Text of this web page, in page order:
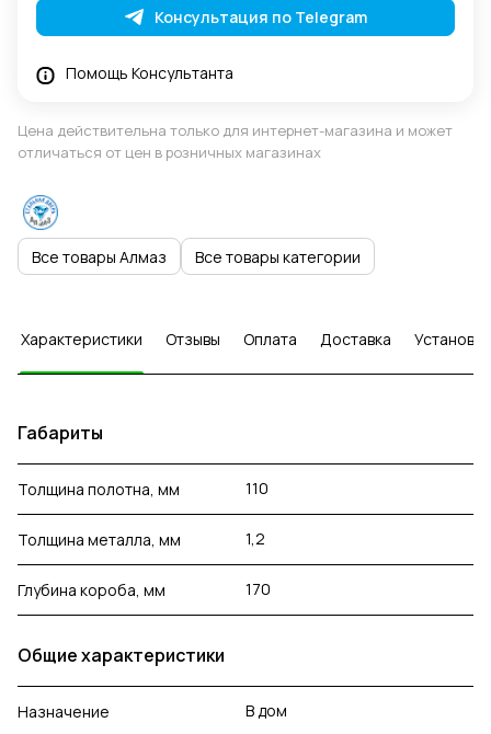
Консультация по Telegram
Помощь Консультанта
Цена действительна только для интернет-магазина и может
отличаться от цен в розничных магазинах
Все товары Алмаз Все товары категории
Характеристики Отзывы Оплата Доставка Установка
Габариты
Толщина полотна, мм 110
Толщина металла, мм 1,2
Глубина короба, мм 170
Общие характеристики
Назначение В дом